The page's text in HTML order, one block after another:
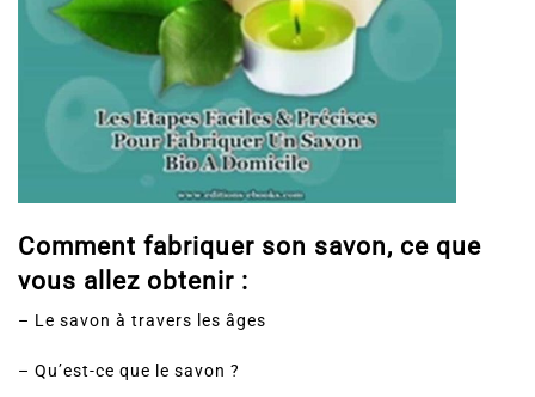
Comment fabriquer son savon, ce que
vous allez obtenir :
– Le savon à travers les âges
– Qu’est-ce que le savon ?